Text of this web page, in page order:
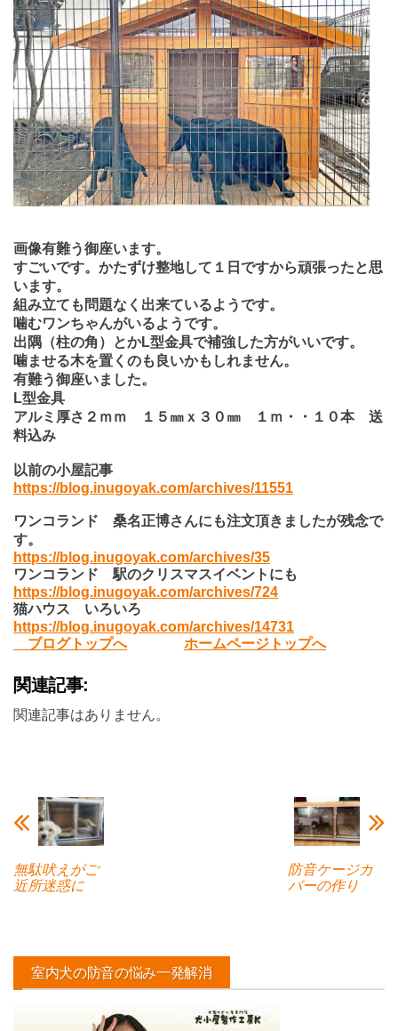
画像有難う御座います。
すごいです。かたずけ整地して１日ですから頑張ったと思
います。
組み立ても問題なく出来ているようです。
噛むワンちゃんがいるようです。
出隅（柱の角）とかL型金具で補強した方がいいです。
噛ませる木を置くのも良いかもしれません。
有難う御座いました。
L型金具
アルミ厚さ２ｍｍ １５㎜ｘ３０㎜ １ｍ・・１０本 送
料込み
以前の小屋記事
https://blog.inugoyak.com/archives/11551
ワンコランド 桑名正博さんにも注文頂きましたが残念で
す。
https://blog.inugoyak.com/archives/35
ワンコランド 駅のクリスマスイベントにも
https://blog.inugoyak.com/archives/724
猫ハウス いろいろ
https://blog.inugoyak.com/archives/14731
ブログトップへ
ホームページトップへ
関連記事:
関連記事はありません。
無駄吠えがご
近所迷惑に
防音ケージカ
バーの作り
室内犬の防音の悩み一発解消